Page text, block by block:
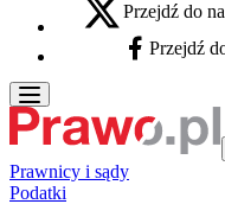
X - otwiera się w nowej
Przejdź do
Facebook -
Przejdź
Prawnicy i sądy
Podatki